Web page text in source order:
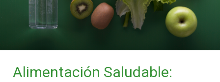
Alimentación Saludable:
Alma